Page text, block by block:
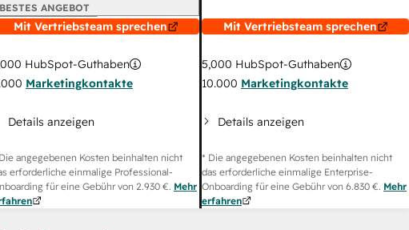
BESTES ANGEBOT
Mit Vertriebsteam sprechen
HubSpot-Guthaben
Marketingkontakte
Details anzeigen
angegebenen Kosten beinhalten nicht
erforderliche einmalige Professional-
für eine Gebühr von 2.930 €. Mehr
Mit Vertriebsteam sprechen
5,000 HubSpot-Guthaben
10.000 Marketingkontakte
Details anzeigen
* Die angegebenen Kosten beinhalten nicht
das erforderliche einmalige Enterprise-
Onboarding für eine Gebühr von 6.830 €. Mehr
erfahren